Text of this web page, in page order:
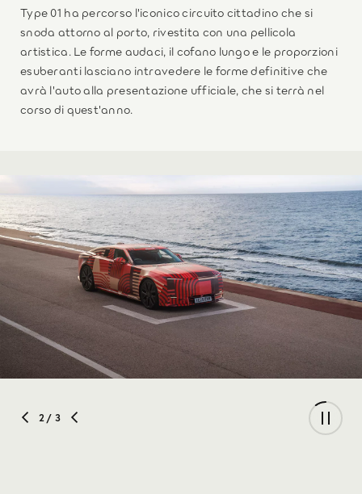
Type 01 ha percorso l'iconico circuito cittadino che si
snoda attorno al porto, rivestita con una pellicola
artistica. Le forme audaci, il cofano lungo e le proporzioni
esuberanti lasciano intravedere le forme definitive che
avrà l'auto alla presentazione ufficiale, che si terrà nel
corso di quest'anno.
2 / 3